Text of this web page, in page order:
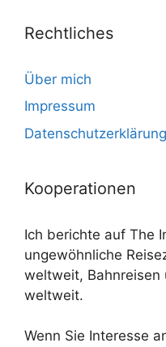
Rechtliches
Über mich
Impressum
Datenschutzerklärung
Kooperationen
Ich berichte auf The
ungewöhnliche
weltweit, Bahnreisen
weltweit.
Wenn Sie Interesse